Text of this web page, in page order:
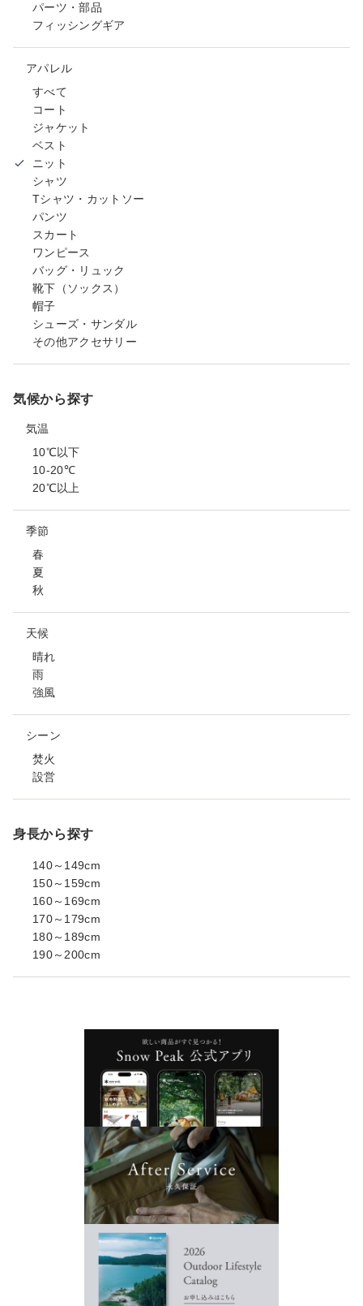
パーツ・部品
フィッシングギア
アパレル
すべて
コート
ジャケット
ベスト
ニット
シャツ
Tシャツ・カットソー
パンツ
スカート
ワンピース
バッグ・リュック
靴下（ソックス）
帽子
シューズ・サンダル
その他アクセサリー
気候から探す
気温
10℃以下
10-20℃
20℃以上
季節
春
夏
秋
天候
晴れ
雨
強風
シーン
焚火
設営
身長から探す
140～149cm
150～159cm
160～169cm
170～179cm
180～189cm
190～200cm